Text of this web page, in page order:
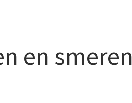
en smeren